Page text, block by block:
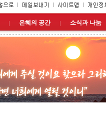
은혜의 공간 소식과 나눔